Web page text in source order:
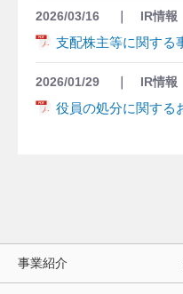
2026/03/16 IR情
支配株主等に関する
2026/01/29 IR情
役員の処分に関する
事業紹介